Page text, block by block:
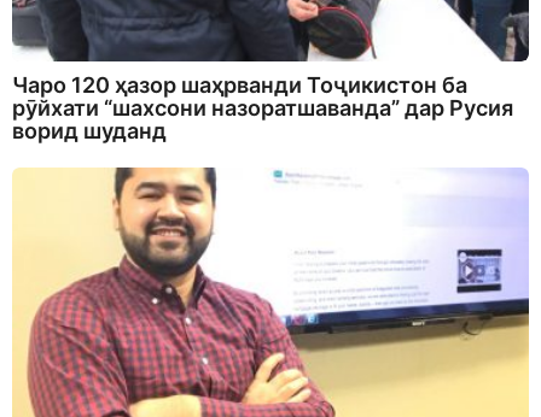
Чаро 120 ҳазор шаҳрванди Тоҷикистон ба
рӯйхати “шахсони назоратшаванда” дар Русия
ворид шуданд